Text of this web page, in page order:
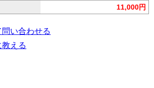
11,000円
い合わせる
える